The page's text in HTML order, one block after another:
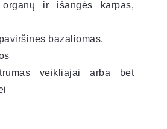
ir išangės karpas,
bazaliomas.
veikliajai arba bet